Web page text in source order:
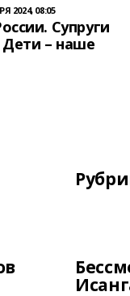
2024, 08:05
Супруги
– наше